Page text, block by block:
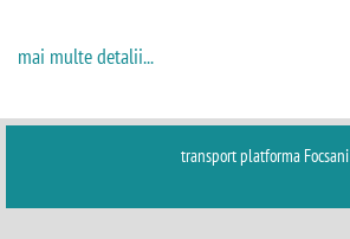
mai multe detalii...
transport platforma Focsani